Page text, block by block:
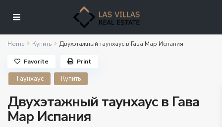
Home Купить Двухэтажный таунхаус в Гава Мар Испания
Таунхаус Купить
Двухэтажный таунхаус в Гава
Мар Испания
Favorite Print